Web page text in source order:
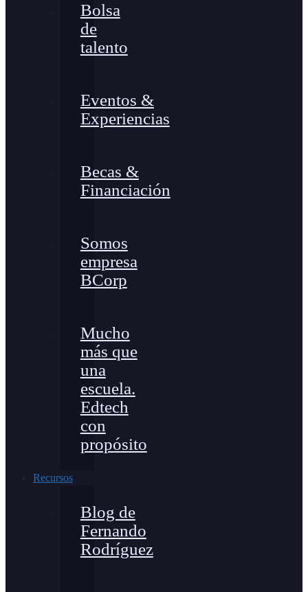
Bolsa
de
talento
Eventos &
Experiencias
Becas &
Financiación
Somos
empresa
BCorp
Mucho
más que
una
escuela.
Edtech
con
propósito
Recursos
Blog de
Fernando
Rodríguez